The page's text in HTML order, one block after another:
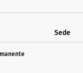
Sede